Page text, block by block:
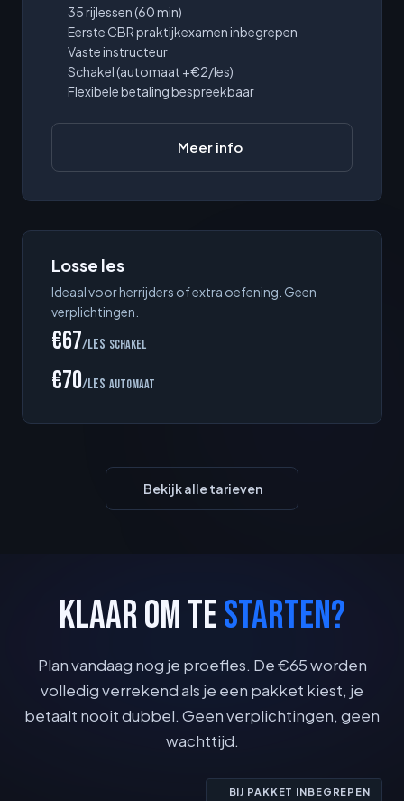
35 rijlessen (60 min)
Eerste CBR praktijkexamen inbegrepen
Vaste instructeur
Schakel (automaat +€2/les)
Flexibele betaling bespreekbaar
Meer info
Losse les
Ideaal voor herrijders of extra oefening. Geen
verplichtingen.
€67/les schakel
€70/les automaat
Bekijk alle tarieven
KLAAR OM TESTARTEN?
Plan vandaag nog je proefles. De €65 worden
volledig verrekend als je een pakket kiest, je
betaalt nooit dubbel. Geen verplichtingen, geen
wachttijd.
BIJ PAKKET INBEGREPEN